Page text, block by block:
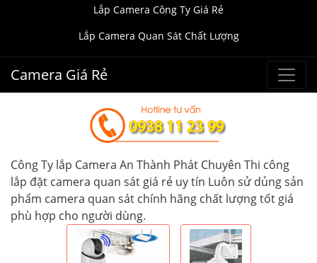
Lắp Camera Công Ty Giá Rẻ
Lắp Camera Quan Sát Chất Lượng
Camera Giá Rẻ
Công Ty lắp Camera An Thành Phát Chuyên Thi công
lắp đặt camera quan sát giá rẻ uy tín Luôn sử dủng sản
phẩm camera quan sát chính hãng chất lượng tốt giá
phù hợp cho người dùng.